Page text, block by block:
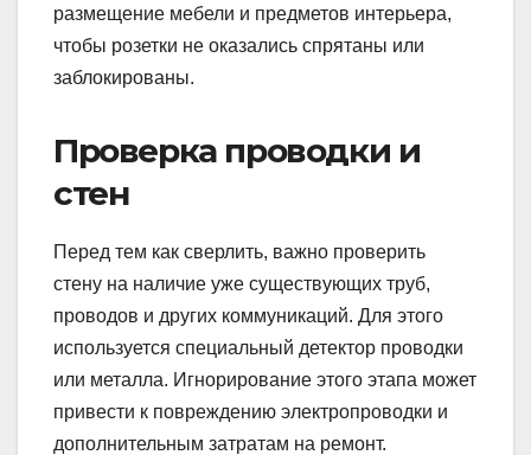
размещение мебели и предметов интерьера,
чтобы розетки не оказались спрятаны или
заблокированы.
Проверка проводки и
стен
Перед тем как сверлить, важно проверить
стену на наличие уже существующих труб,
проводов и других коммуникаций. Для этого
используется специальный детектор проводки
или металла. Игнорирование этого этапа может
привести к повреждению электропроводки и
дополнительным затратам на ремонт.